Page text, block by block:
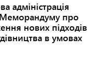
адміністрація
Меморандуму про
нових підходів
в умовах